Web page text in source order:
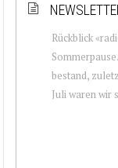
Rückblick
bestand,
Juli waren wir